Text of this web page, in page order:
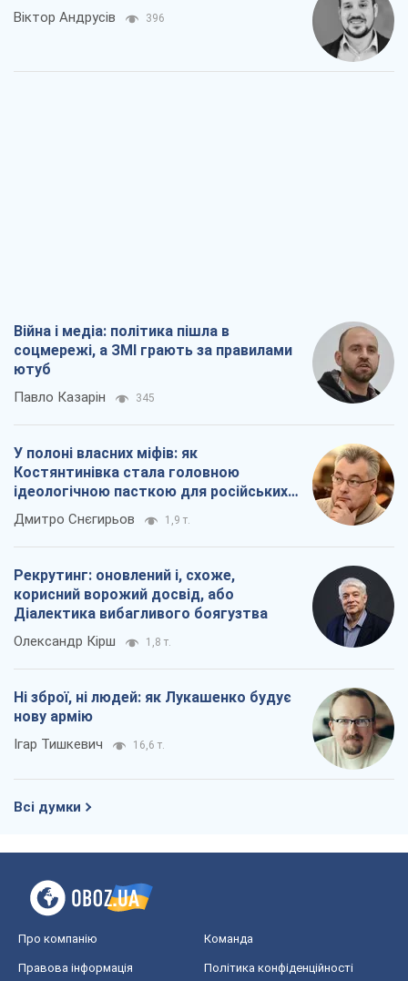
Віктор Андрусів 396
Війна і медіа: політика пішла в
соцмережі, а ЗМІ грають за правилами
ютуб
Павло Казарін 345
У полоні власних міфів: як
Костянтинівка стала головною
ідеологічною пасткою для російських
окупантів
Дмитро Снєгирьов 1,9 т.
Рекрутинг: оновлений і, схоже,
корисний ворожий досвід, або
Діалектика вибагливого боягузтва
Олександр Кірш 1,8 т.
Ні зброї, ні людей: як Лукашенко будує
нову армію
Ігар Тишкевич 16,6 т.
Всі думки
Про компанію Команда
Правова інформація Політика конфіденційності